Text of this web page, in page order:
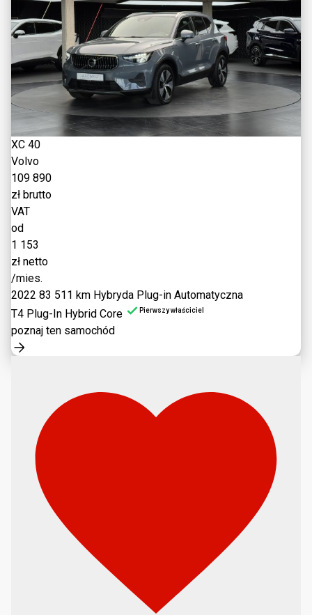
XC 40
Volvo
109 890
zł brutto
VAT
od
1 153
zł netto
/mies.
2022 83 511 km Hybryda Plug-in Automatyczna
T4 Plug-In Hybrid Core
Pierwszy właściciel
poznaj ten samochód